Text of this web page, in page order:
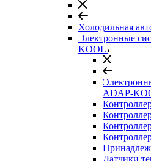
Холодильная
Электронные
KOOL
ADAP-
Датчики